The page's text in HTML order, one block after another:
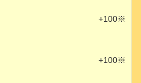
+100※
+100※